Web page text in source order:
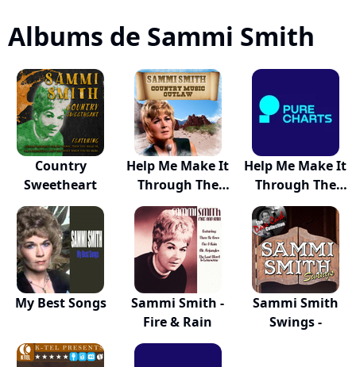
Albums de Sammi Smith
Country
Sweetheart
Help Me Make It
Through The
N...
Help Me Make It
Through The
N...
My Best Songs
Sammi Smith -
Fire & Rain
Sammi Smith
Swings -